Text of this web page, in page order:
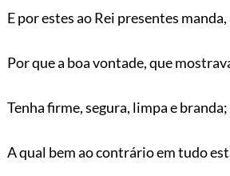
E por estes ao Rei presentes manda,
Por que a boa vontade, que
Tenha firme, segura, limpa e branda;
A qual bem ao contrário em tudo